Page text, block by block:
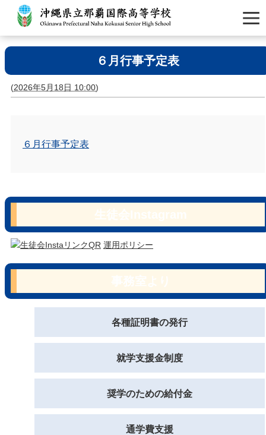
６月行事予定表
(2026年5月18日 10:00)
６月行事予定表
運用ポリシー
各種証明書の発行
就学支援金制度
奨学のための給付金
通学費支援